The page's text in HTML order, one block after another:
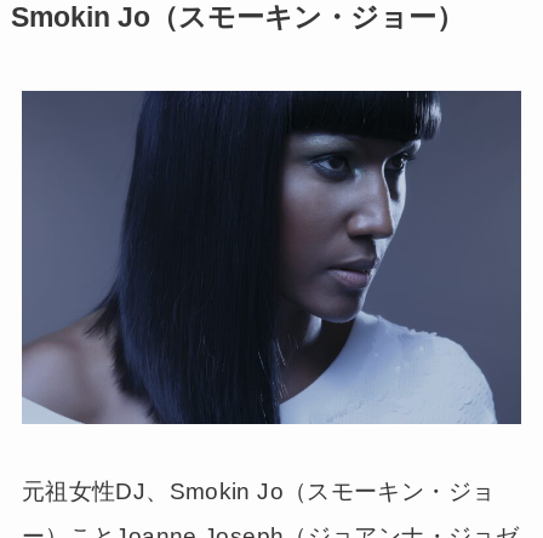
Smokin Jo（スモーキン・ジョー）
元祖女性DJ、Smokin Jo（スモーキン・ジョ